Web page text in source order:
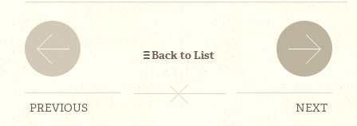
PREVIOUS NEXT
Back to List